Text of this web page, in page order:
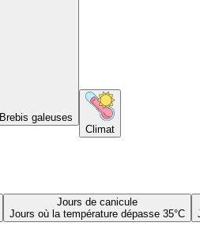
Brebis galeuses
Climat
Jours de canicule
Jours où la température dépasse 35°C